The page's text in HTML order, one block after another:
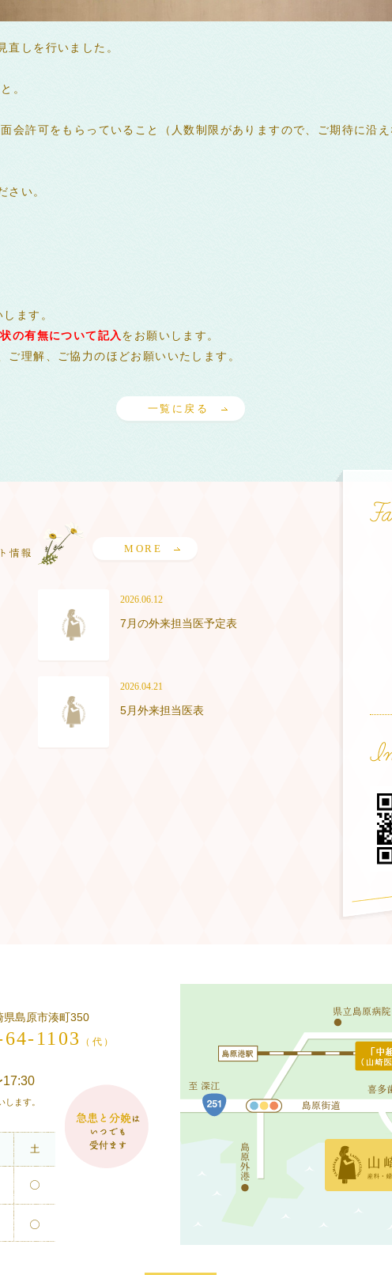
直しを行いました。
。
会許可をもらっていること（人数制限がありますので、ご期待に沿
さい。
ます。
の有無について記入 をお願いします。
理解、ご協力のほどお願いいたします。
一覧に戻る
MORE
2026.06.12
7月の外来担当医予定表
2026.04.21
5月外来担当医表
島原市湊町350
1103 （代）
17:30
ます。